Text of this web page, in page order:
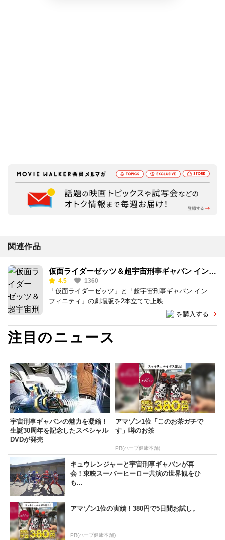
関連作品
仮面ライダーゼッツ＆超宇宙刑事ギャバン イン
フィニティ Wヒーロー夏映画2026
4.5 1360
「仮面ライダーゼッツ」と「超宇宙刑事ギャバン イン
フィニティ」の劇場版を2本立てで上映
を購入する
注目のニュース
宇宙刑事ギャバンの魅力を凝縮！
生誕30周年を記念したスペシャル
DVDが発売
アマゾン1位「このお茶ガチで
す」噂のお茶
PR(ハーブ健康本舗)
キュウレンジャーと宇宙刑事ギャバンが再
会！東映スーパーヒーロー共演の世界観をひ
も...
アマゾン1位の実績！380円で5日間お試し。
PR(ハーブ健康本舗)